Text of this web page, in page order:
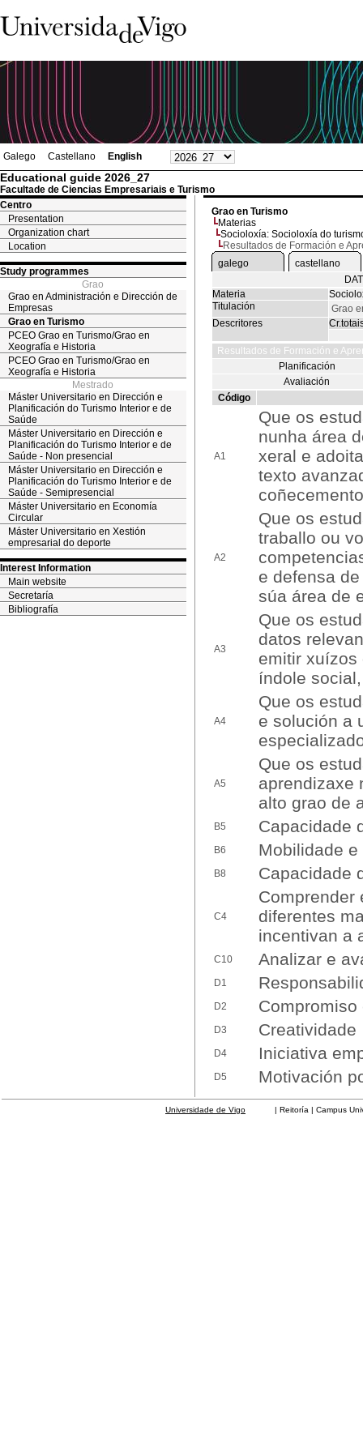
Galego Castellano English
Educational guide 2026_27
Facultade de Ciencias Empresariais e Turismo
Centro
Presentation
Organization chart
Location
Study programmes
Grao
Grao en Administración e Dirección de
Empresas
Grao en Turismo
PCEO Grao en Turismo/Grao en
Xeografía e Historia
PCEO Grao en Turismo/Grao en
Xeografía e Historia
Mestrado
Máster Universitario en Dirección e
Planificación do Turismo Interior e de
Saúde
Máster Universitario en Dirección e
Planificación do Turismo Interior e de
Saúde - Non presencial
Máster Universitario en Dirección e
Planificación do Turismo Interior e de
Saúde - Semipresencial
Máster Universitario en Economía
Circular
Máster Universitario en Xestión
empresarial do deporte
Interest Information
Main website
Secretaría
Bibliografía
Grao en Turismo
Materias
Socioloxía: Socioloxía do
Resultados de Formación e
galego
castellano
Materia
Titulación
Grao
Descritores
Resultados de Formación e
Planificación
Avaliación
Código
A1
Que os
nunha área
xeral e
texto
A2
Que os
traballo ou
e defensa
súa área de
A3
Que os
datos
emitir xuízos
índole
A4
Que os
e solución a
A5
Que os
aprendizaxe
alto grao de
B5 Capacidade
B6 Mobilidade
B8 Capacidade
C4
Comprender
diferentes
incentivan a
C10 Analizar e
D1
D2 Compromiso
D3 Creatividade
D4 Iniciativa
D5 Motivación
Universidade de Vigo | Reitoría | Campus